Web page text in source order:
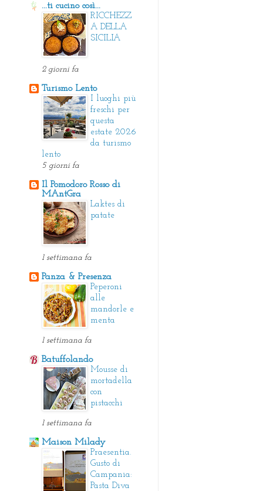
...ti cucino così...
RICCHEZZ
A DELLA
SICILIA
2 giorni fa
Turismo Lento
I luoghi più
freschi per
questa
estate 2026
da turismo
lento
5 giorni fa
Il Pomodoro Rosso di
MAntGra
Laktes di
patate
1 settimana fa
Panza & Presenza
Peperoni
alle
mandorle e
menta
1 settimana fa
Batuffolando
Mousse di
mortadella
con
pistacchi
1 settimana fa
Maison Milady
Praesentia.
Gusto di
Campania:
Pasta Diva